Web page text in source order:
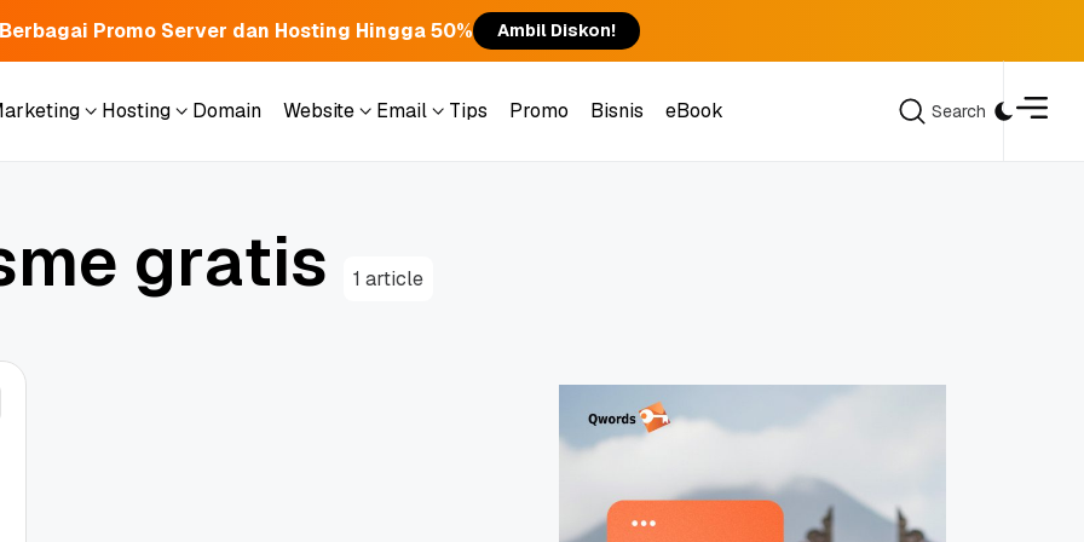
Promo Server dan Hosting Hingga 50% Ambil Diskon!
Hosting
Domain
Website
Email
Tips
Promo
Bisnis
eBook
Search
me gratis 1 article